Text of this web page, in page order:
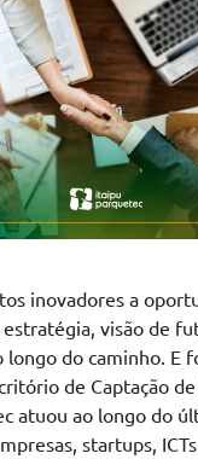
inovadores a
visão de
longo do caminho. E
de Captação
atuou ao longo do
startups,